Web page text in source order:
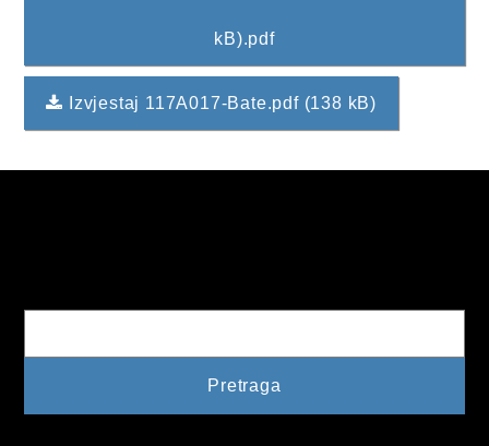
kB).pdf
Izvjestaj 117A017-Bate.pdf (138 kB)
REALIZACIJA UGOVORA
USLUGE IZ ANEKSA II DIO B ZJN BIH